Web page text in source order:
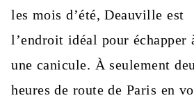
les mois d’été, Deauville est
l’endroit idéal pour échapper
une canicule. À seulement
heures de route de Paris en